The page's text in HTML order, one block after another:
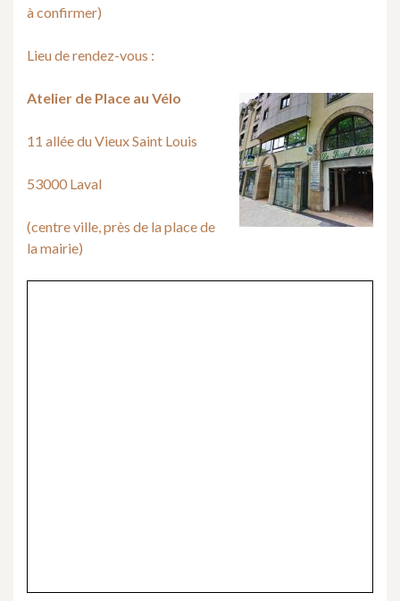
à confirmer)
Lieu de rendez-vous :
Atelier de Place au Vélo
11 allée du Vieux Saint Louis
53000 Laval
(centre ville, près de la place de
la mairie)